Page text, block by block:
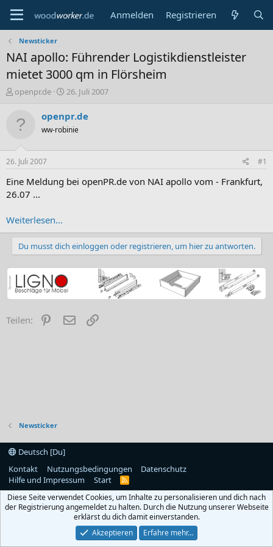
Anmelden Registrieren
Newsticker
NAI apollo: Führender Logistikdienstleister
mietet 3000 qm in Flörsheim
E
t
e
r
openpr.de
E
s
t
e
a
26. Juli 2007
openpr.de
ww-robinie
26. Juli 2007 #1
Eine Meldung bei openPR.de von NAI apollo vom - Frankfurt,
26.07 ...
Weiterlesen...
Du musst dich einloggen oder registrieren, um hier zu antworten.
Teilen: PinterestE-Mail
Newsticker
Deutsch [Du]
Kontakt
Nutzungsbedingungen
Datenschutz
Hilfe und Impressum
Start
R
S
Diese Seite verwendet Cookies, um Inhalte zu personalisieren und dich nach
der Registrierung angemeldet zu halten. Durch die Nutzung unserer Webseite
erklärst du dich damit einverstanden.
Akzeptieren
Erfahre mehr…